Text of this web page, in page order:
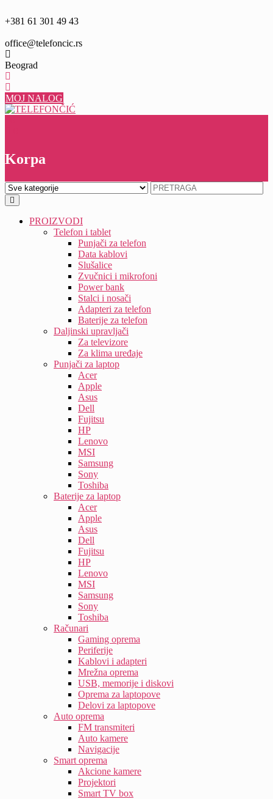
to
+381 61 301 49 43
office@telefoncic.rs
Beograd
MOJ NALOG
Korpa
PROIZVODI
Telefon i tablet
Punjači za telefon
Data kablovi
Slušalice
Zvučnici i mikrofoni
Power bank
Stalci i nosači
Adapteri za telefon
Baterije za telefon
Daljinski upravljači
Za televizore
Za klima uređaje
Punjači za laptop
Acer
Apple
Asus
Dell
Fujitsu
HP
Lenovo
MSI
Samsung
Sony
Toshiba
Baterije za laptop
Acer
Apple
Asus
Dell
Fujitsu
HP
Lenovo
MSI
Samsung
Sony
Toshiba
Računari
Gaming oprema
Periferije
Kablovi i adapteri
Mrežna oprema
USB, memorije i diskovi
Oprema za laptopove
Delovi za laptopove
Auto oprema
FM transmiteri
Auto kamere
Navigacije
Smart oprema
Akcione kamere
Projektori
Smart TV box